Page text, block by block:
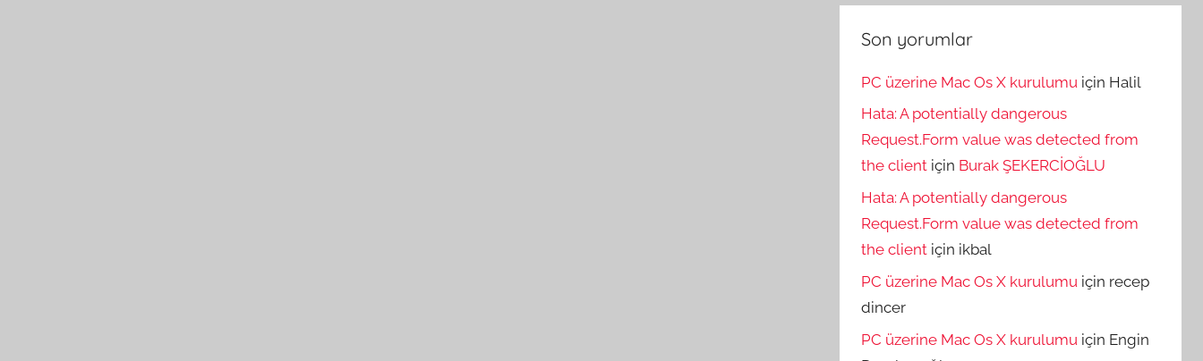
Son yorumlar
PC üzerine Mac Os X kurulumu için Halil
Hata: A potentially dangerous
Request.Form value was detected from
the client için Burak ŞEKERCİOĞLU
Hata: A potentially dangerous
Request.Form value was detected from
the client için ikbal
PC üzerine Mac Os X kurulumu için recep
dincer
PC üzerine Mac Os X kurulumu için Engin